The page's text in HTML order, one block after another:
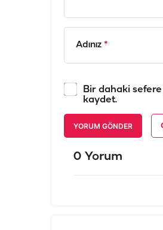
Adınız *
Bir dahaki sefere
kaydet.
YORUM GÖNDER
0 Yorum